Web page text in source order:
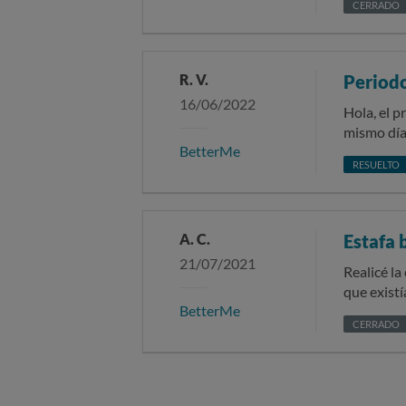
ni estoy suscrita, y NUNCA
en el día
CERRADO
R. V.
16/06/2022
BetterMe
Hola, el
mismo
no deseo
varias
RESUELTO
A. C.
21/07/2021
BetterMe
Estafa
Realicé
que
PayPal,
había
CERRADO